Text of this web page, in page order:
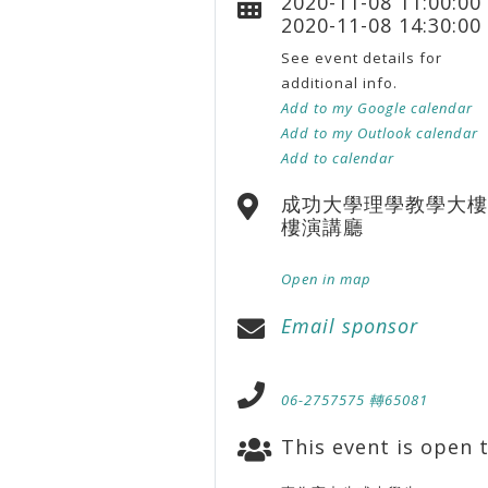
2020-11-08 14:30:00
See event details for
additional info.
Add to my Google calendar
Add to my Outlook calendar
Add to calendar
成功大學理學教學大
樓演講廳
Open in map
Email sponsor
06-2757575 轉65081
This event is open